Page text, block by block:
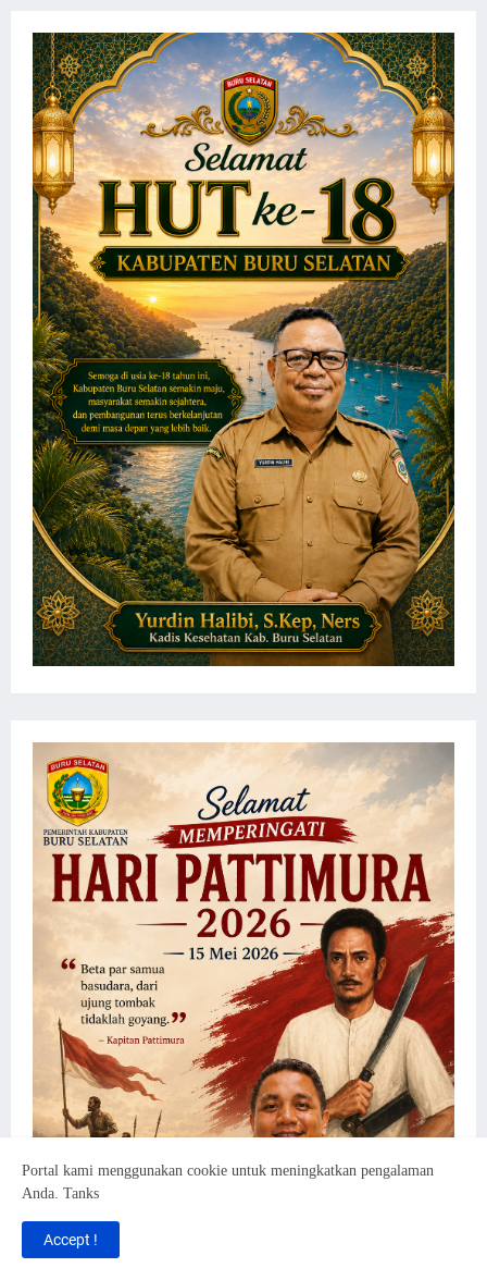
Portal kami menggunakan cookie untuk meningkatkan pengalaman
Anda. Tanks
Accept !